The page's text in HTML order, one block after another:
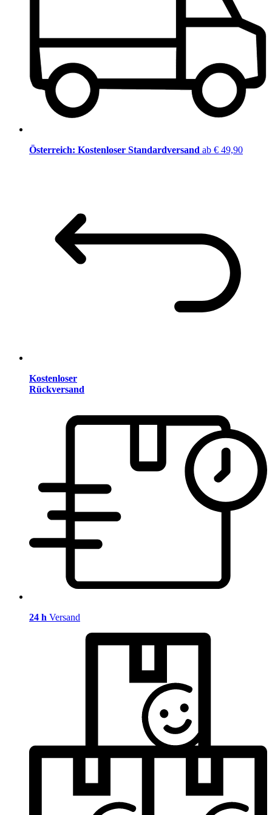
Österreich: Kostenloser Standardversand ab € 49,90
Kostenloser
Rückversand
24 h Versand